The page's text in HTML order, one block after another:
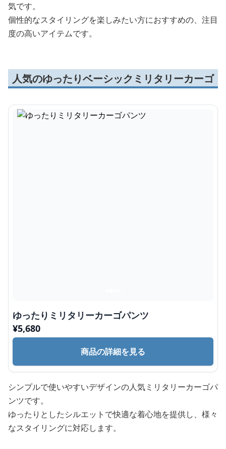
気です。
個性的なスタイリングを楽しみたい方におすすめの、注目
度の高いアイテムです。
人気のゆったりベーシックミリタリーカーゴ
ゆったりミリタリーカーゴパンツ
¥5,680
商品の詳細を見る
シンプルで使いやすいデザインの人気ミリタリーカーゴパ
ンツです。
ゆったりとしたシルエットで快適な着心地を提供し、様々
なスタイリングに対応します。